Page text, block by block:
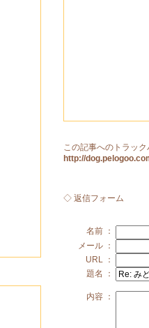
この記事へのトラッ
http://
◇ 返信フォーム
名前 ：
メール ：
URL ：
題名 ：
内容 ：